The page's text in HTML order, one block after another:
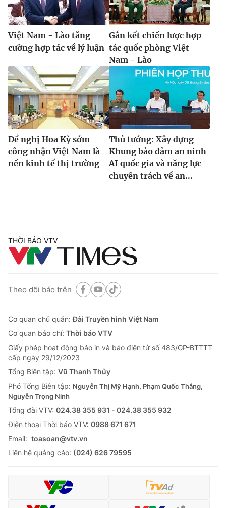
Việt Nam - Lào tăng
cường hợp tác về lý luận
Gắn kết chiến lược hợp
tác quốc phòng Việt
Nam - Lào
Đề nghị Hoa Kỳ sớm
công nhận Việt Nam là
nền kinh tế thị trường
Thủ tướng: Xây dựng
Khung bảo đảm an ninh
AI quốc gia và năng lực
chuyên trách về an...
THỜI BÁO VTV
Theo dõi báo trên
Cơ quan chủ quản:Đài Truyền hình Việt Nam
Cơ quan báo chí: Thời báo VTV
Giấy phép hoạt động báo in và báo điện tử số 483/GP-BTTTT
cấp ngày 29/12/2023
Tổng Biên tập: Vũ Thanh Thủy
Phó Tổng Biên tập: Nguyễn Thị Mỹ Hạnh, Phạm Quốc Thắng,
Nguyễn Trọng Ninh
Tổng đài VTV: 024.38 355 931 - 024.38 355 932
Ðiện thoại Thời báo VTV: 0988 671 671
Email: toasoan@vtv.vn
Liên hệ quảng cáo: (024) 626 79595